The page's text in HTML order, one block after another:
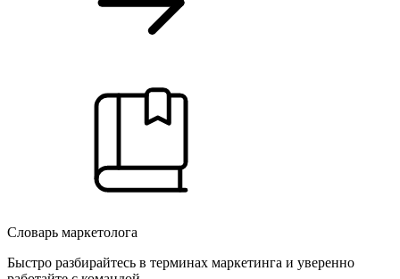
Словарь маркетолога
Быстро разбирайтесь в терминах маркетинга и уверенно